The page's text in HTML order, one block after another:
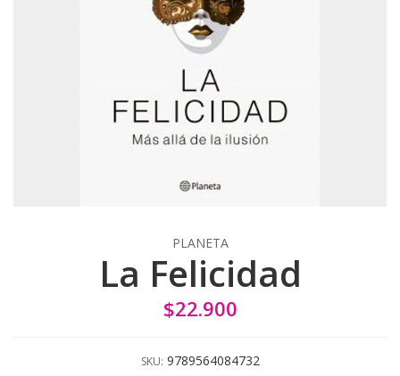
PLANETA
La Felicidad
$22.900
SKU: 9789564084732